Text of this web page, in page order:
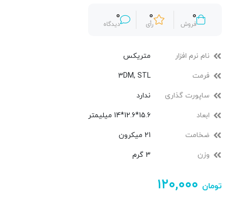
0
فروش
0
رأی
0
دیدگاه
نام نرم افزار متریکس
فرمت 3DM, STL
ساپورت گذاری ندارد
ابعاد 15.6*12.6*14 میلیمتر
ضخامت 21 میکرون
وزن 3 گرم
۱۲۰,۰۰۰ تومان